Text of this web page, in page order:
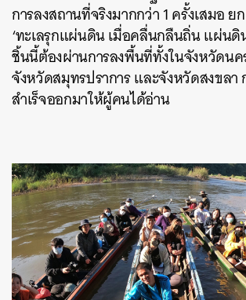
การลงสถานที่จริงมากกว่า 1 ครั้งเสมอ ย
‘ทะเลรุกแผ่นดิน เมื่อคลื่นกลืนถิ่น แผ่นดิ
ชิ้นนี้ต้องผ่านการลงพื้นที่ทั้งในจังหวัดนค
จังหวัดสมุทรปราการ และจังหวัดสงขลา
สำเร็จออกมาให้ผู้คนได้อ่าน